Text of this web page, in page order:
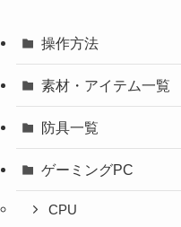
操作方法
素材・アイテム一覧
防具一覧
ゲーミングPC
CPU